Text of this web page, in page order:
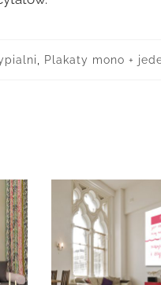
Plakaty mono +